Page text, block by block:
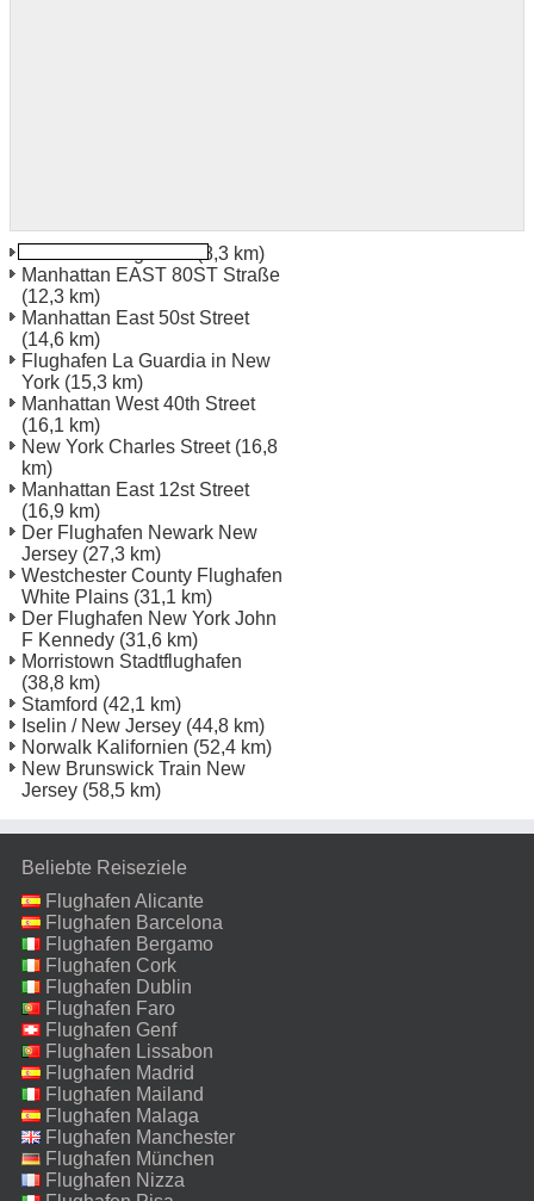
Teterboro Flughafen(8,3 km)
Manhattan EAST 80ST Straße
(12,3 km)
Manhattan East 50st Street
(14,6 km)
Flughafen La Guardia in New
York (15,3 km)
Manhattan West 40th Street
(16,1 km)
New York Charles Street(16,8
km)
Manhattan East 12st Street
(16,9 km)
Der Flughafen Newark New
Jersey (27,3 km)
Westchester County Flughafen
White Plains (31,1 km)
Der Flughafen New York John
F Kennedy (31,6 km)
Morristown Stadtflughafen
(38,8 km)
Stamford (42,1 km)
Iselin / New Jersey (44,8 km)
Norwalk Kalifornien (52,4 km)
New Brunswick Train New
Jersey (58,5 km)
Beliebte Reiseziele
Flughafen Alicante
Flughafen Barcelona
Flughafen Bergamo
Flughafen Cork
Flughafen Dublin
Flughafen Faro
Flughafen Genf
Flughafen Lissabon
Flughafen Madrid
Flughafen Mailand
Malpensa
Flughafen Malaga
Flughafen Manchester
Flughafen München
Flughafen Nizza